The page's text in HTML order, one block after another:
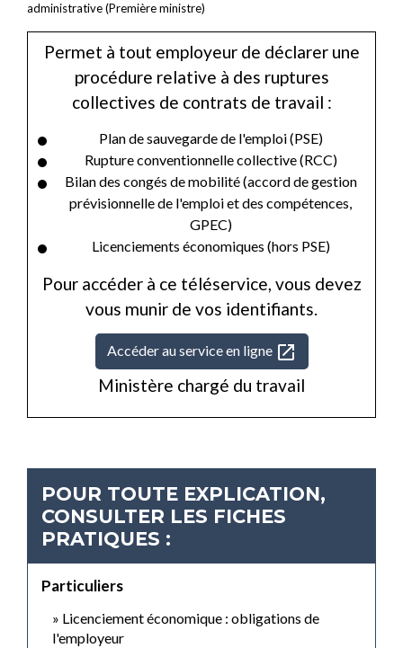
administrative (Première ministre)
Permet à tout employeur de déclarer une
procédure relative à des ruptures
collectives de contrats de travail :
Plan de sauvegarde de l'emploi (PSE)
Rupture conventionnelle collective (RCC)
Bilan des congés de mobilité (accord de gestion
prévisionnelle de l'emploi et des compétences,
GPEC)
Licenciements économiques (hors PSE)
Pour accéder à ce téléservice, vous devez
vous munir de vos identifiants.
Accéder au service en ligne open_in_new
Ministère chargé du travail
POUR TOUTE EXPLICATION,
CONSULTER LES FICHES
PRATIQUES :
Particuliers
Licenciement économique : obligations de
l'employeur